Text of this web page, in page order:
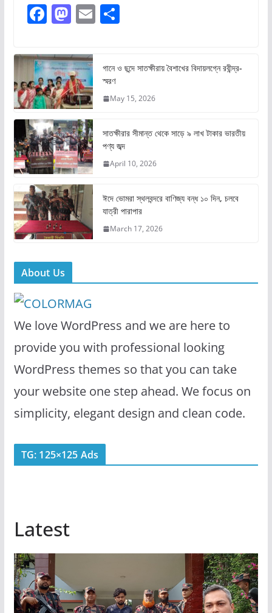
F
c
e
b
o
o
k
M
st
o
d
o
n
E S
e
গানে ও ছন্দে সাতক্ষীরায় বৈশাখের বিদায়লগ্নে রবীন্দ্র-
স্মরণ
May 15, 2026
সাতক্ষীরার সীমান্ত থেকে সাড়ে ৯ লাখ টাকার ভারতীয়
পণ্য জব্দ
April 10, 2026
ঈদে ভোমরা স্থলবন্দরে বাণিজ্য বন্ধ ১০ দিন, চলবে
যাত্রী পারাপার
March 17, 2026
About Us
We love WordPress and we are here to
provide you with professional looking
WordPress themes so that you can take
your website one step ahead. We focus on
simplicity, elegant design and clean code.
TG: 125×125 Ads
Latest